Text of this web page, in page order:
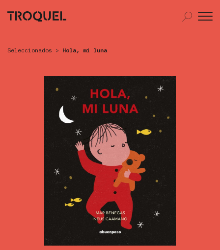
Seleccionados > Hola, mi luna